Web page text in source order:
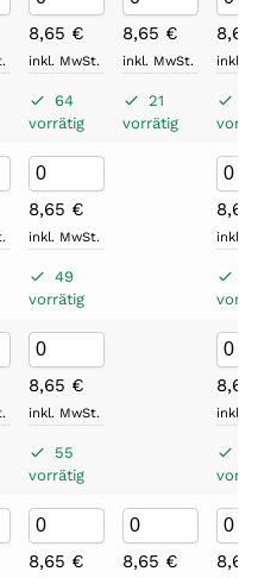
8,65 €
inkl. MwSt.
64
vorrätig
8,65 €
inkl. MwSt.
21
vorrätig
8,65
inkl.
8,65 €
inkl. MwSt.
49
vorrätig
8,65
inkl.
8,65 €
inkl. MwSt.
55
vorrätig
8,65
inkl.
8,65 € 8,65 € 8,65